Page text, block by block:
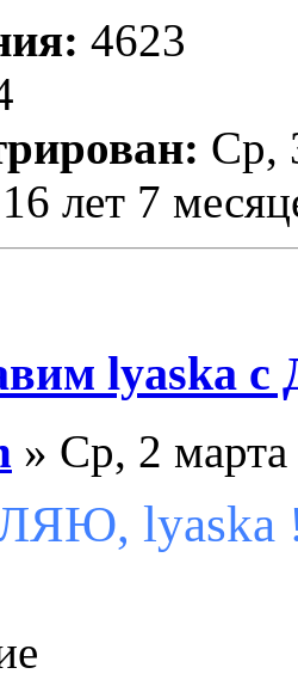
4623
Ср,
16 лет 7
lyaska с
» Ср, 2
lyaska